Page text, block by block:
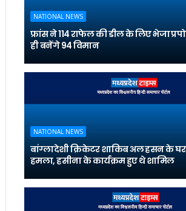
NATIONAL NEWS
फ्रांस ने 114 राफेल की डील के लिए भेजा
ही बनेंगे 94 विमान
NATIONAL NEWS
बांग्लादेशी क्रिकेटर शाकिब अल हसन के
हमला, हसीना के कार्यक्रम हुए थे शामिल